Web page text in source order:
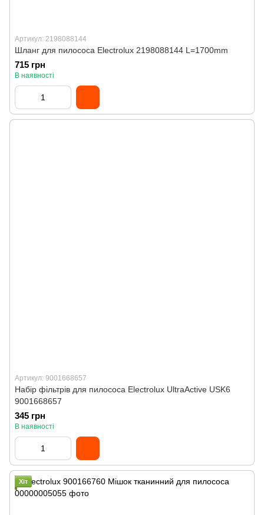
Артикул: 2198088144
Шланг для пилососа Electrolux 2198088144 L=1700mm
715 грн
В наявності
Артикул: 9001668657
Набір фільтрів для пилососа Electrolux UltraActive USK6
9001668657
345 грн
В наявності
Хіт